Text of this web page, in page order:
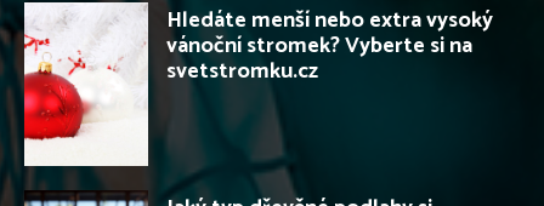
Hledáte menší nebo extra vysoký
vánoční stromek? Vyberte si na
svetstromku.cz